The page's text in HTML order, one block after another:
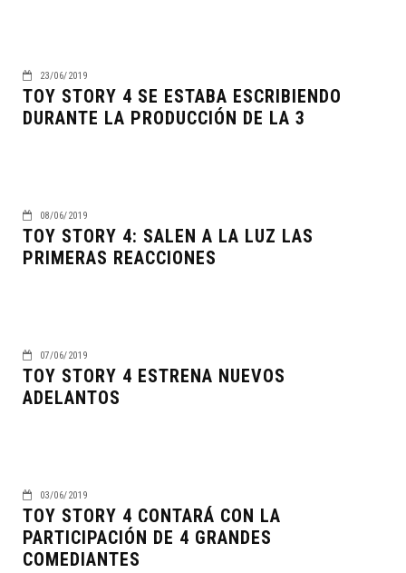
23/06/2019
TOY STORY 4 SE ESTABA ESCRIBIENDO
DURANTE LA PRODUCCIÓN DE LA 3
08/06/2019
TOY STORY 4: SALEN A LA LUZ LAS
PRIMERAS REACCIONES
07/06/2019
TOY STORY 4 ESTRENA NUEVOS
ADELANTOS
03/06/2019
TOY STORY 4 CONTARÁ CON LA
PARTICIPACIÓN DE 4 GRANDES
COMEDIANTES